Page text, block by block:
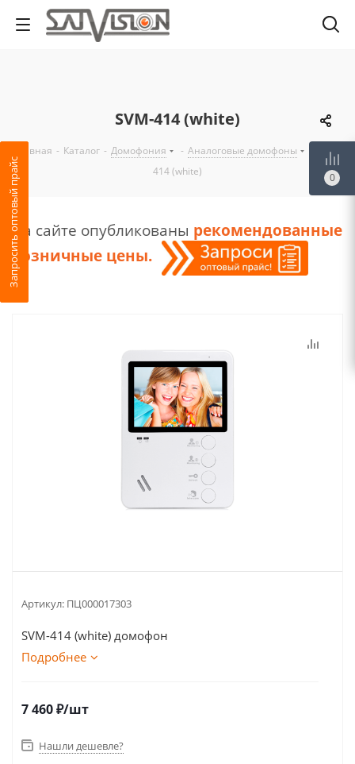
SVM-414 (white)
Главная - Каталог - Домофония - Аналоговые домофоны
SVM-
414 (white)
На сайте опубликованы рекомендованные
розничные цены.
Артикул: ПЦ000017303
SVM-414 (white) домофон
Подробнее
7 460₽/шт
Нашли дешевле?
Запросить оптовый прайс 0